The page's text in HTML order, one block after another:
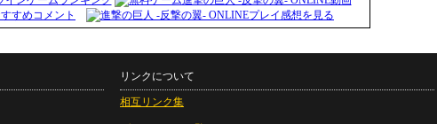
リンクについて
相互リンク集